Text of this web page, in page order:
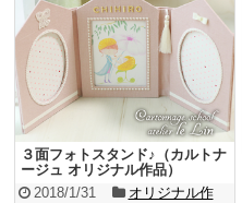
３面フォトスタンド♪（カルトナ
ージュ オリジナル作品）
2018/1/31
オリジナル作